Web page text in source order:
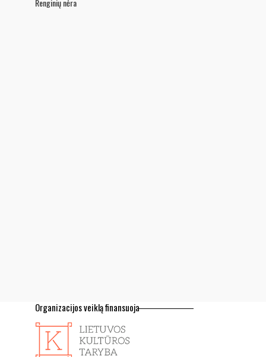
Renginių nėra
Organizacijos veiklą finansuoja